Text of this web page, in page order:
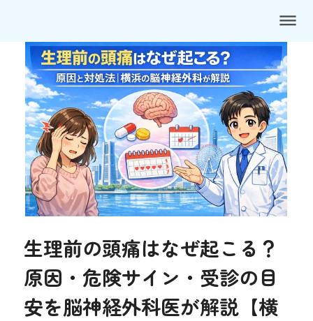
dehaze
生理前の頭痛はなぜ起こる？
原因・危険サイン・受診の目
安を脳神経外科医が解説【横